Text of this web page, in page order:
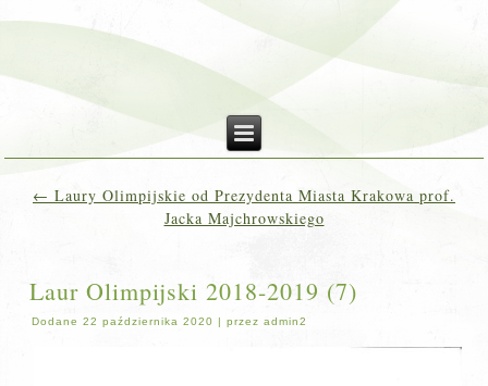
← Laury Olimpijskie od Prezydenta Miasta Krakowa prof.
Jacka Majchrowskiego
Laur Olimpijski 2018-2019 (7)
Dodane 22 października 2020 |przez admin2